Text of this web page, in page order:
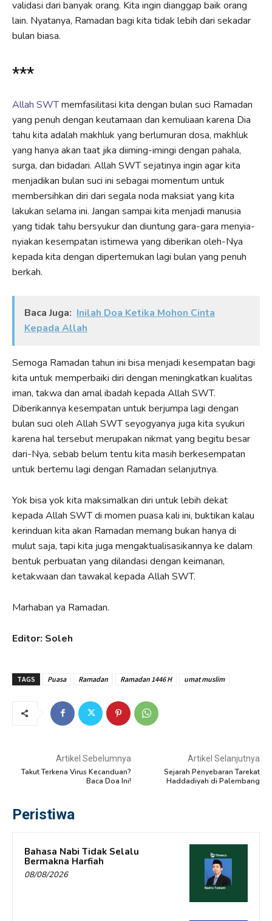
validasi dari banyak orang. Kita ingin dianggap baik orang
lain. Nyatanya, Ramadan bagi kita tidak lebih dari sekadar
bulan biasa.
***
Allah SWTmemfasilitasi kita dengan bulan suci Ramadan
yang penuh dengan keutamaan dan kemuliaan karena Dia
tahu kita adalah makhluk yang berlumuran dosa, makhluk
yang hanya akan taat jika diiming-imingi dengan pahala,
surga, dan bidadari. Allah SWT sejatinya ingin agar kita
menjadikan bulan suci ini sebagai momentum untuk
membersihkan diri dari segala noda maksiat yang kita
lakukan selama ini. Jangan sampai kita menjadi manusia
yang tidak tahu bersyukur dan diuntung gara-gara menyia-
nyiakan kesempatan istimewa yang diberikan oleh-Nya
kepada kita dengan dipertemukan lagi bulan yang penuh
berkah.
Baca Juga: Inilah Doa Ketika Mohon Cinta
Kepada Allah
Semoga Ramadan tahun ini bisa menjadi kesempatan bagi
kita untuk memperbaiki diri dengan meningkatkan kualitas
iman, takwa dan amal ibadah kepada Allah SWT.
Diberikannya kesempatan untuk berjumpa lagi dengan
bulan suci oleh Allah SWT seyogyanya juga kita syukuri
karena hal tersebut merupakan nikmat yang begitu besar
dari-Nya, sebab belum tentu kita masih berkesempatan
untuk bertemu lagi dengan Ramadan selanjutnya.
Yok bisa yok kita maksimalkan diri untuk lebih dekat
kepada Allah SWT di momen puasa kali ini, buktikan kalau
kerinduan kita akan Ramadan memang bukan hanya di
mulut saja, tapi kita juga mengaktualisasikannya ke dalam
bentuk perbuatan yang dilandasi dengan keimanan,
ketakwaan dan tawakal kepada Allah SWT.
Marhaban ya Ramadan.
Editor: Soleh
TAGS Puasa Ramadan Ramadan 1446 H umat muslim
Artikel Sebelumnya
Takut Terkena Virus Kecanduan?
Baca Doa Ini!
Artikel Selanjutnya
Sejarah Penyebaran Tarekat
Haddadiyah di Palembang
Peristiwa
Bahasa Nabi Tidak Selalu
Bermakna Harfiah
08/08/2026